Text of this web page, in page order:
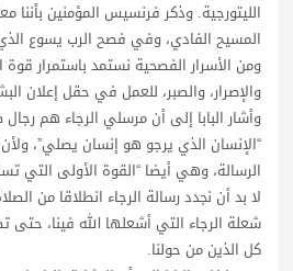
الليتورجية. وذكر فرنسيس المؤمنين
المسيح الفادي، وفي فصح الرب يسوع الذي
ومن الأسرار الفصحية نستمد باستمرار قوة
والإصرار، والصبر، للعمل في حقل إعلان
وأشار البابا إلى أن مرسلي الرجاء هم
“الإنسان الذي يرجو هو إنسان يصلي”،
الرسالة، وهي أيضا “القوة الأولى التي
لا بد أن نجدد رسالة الرجاء انطلاقا من
شعلة الرجاء التي أشعلها الله فينا، حتى
كل الذين من حولنا.